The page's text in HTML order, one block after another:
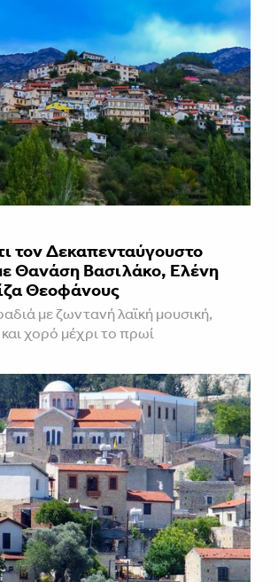
τον Δεκαπενταύγουστο
Θανάση Βασιλάκο, Ελένη
Θεοφάνους
με ζωντανή λαϊκή μουσική,
χορό μέχρι το πρωί